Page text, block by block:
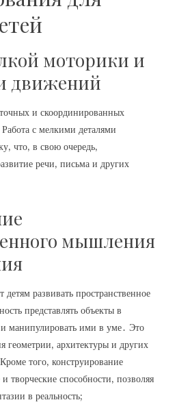
моторики и
движений
и скоординированных
с мелкими деталями
что‚ в свою очередь‚
речи‚ письма и других
мышления
развивать пространственное
представлять объекты в
манипулировать ими в уме․ Это
геометрии‚ архитектуры и других
того‚ конструирование
творческие способности‚ позволяя
в реальность;